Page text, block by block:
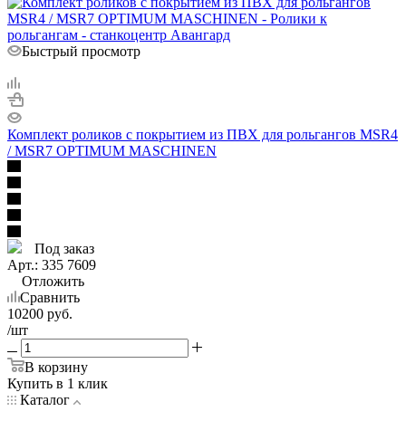
Быстрый просмотр
Комплект роликов с покрытием из ПВХ для рольгангов MSR4
/ MSR7 OPTIMUM MASCHINEN
Под заказ
Арт.: 335 7609
Отложить
Сравнить
10200 руб.
/шт
В корзину
Купить в 1 клик
Каталог